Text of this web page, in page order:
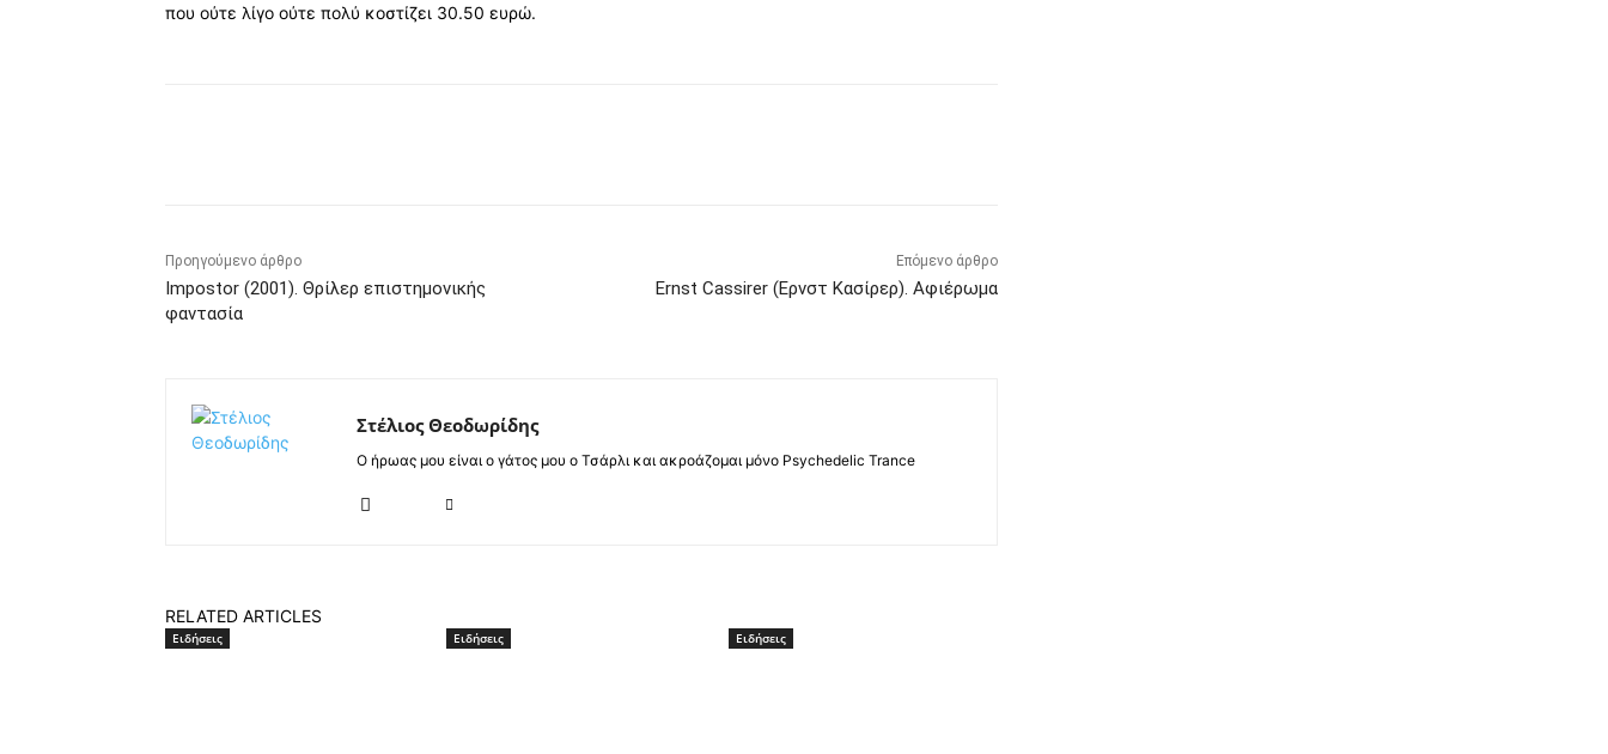
που ούτε λίγο ούτε πολύ κοστίζει 30.50 ευρώ.
Προηγούμενο άρθρο
Impostor (2001). Θρίλερ επιστημονικής
φαντασία
Επόμενο άρθρο
Ernst Cassirer (Ερνστ Κασίρερ). Αφιέρωμα
Στέλιος Θεοδωρίδης
Ο ήρωας μου είναι ο γάτος μου ο Τσάρλι και ακροάζομαι μόνο Psychedelic Trance
RELATED ARTICLES
Ειδήσεις Ειδήσεις Ειδήσεις